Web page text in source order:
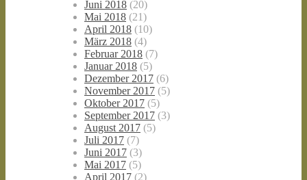
Juni 2018 (20)
Mai 2018 (21)
April 2018 (10)
März 2018 (4)
Februar 2018 (7)
Januar 2018 (5)
Dezember 2017 (6)
November 2017 (5)
Oktober 2017 (5)
September 2017 (3)
August 2017 (5)
Juli 2017 (7)
Juni 2017 (3)
Mai 2017 (5)
April 2017 (2)